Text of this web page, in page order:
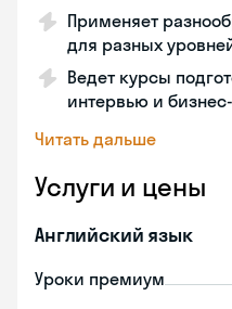
Применяет
для разных
Ведет курсы
интервью и
Читать дальше
Услуги и цены
Английский язык
Уроки премиум